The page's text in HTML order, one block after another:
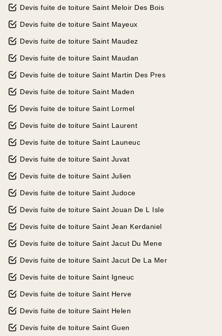
Devis fuite de toiture Saint Meloir Des Bois
Devis fuite de toiture Saint Mayeux
Devis fuite de toiture Saint Maudez
Devis fuite de toiture Saint Maudan
Devis fuite de toiture Saint Martin Des Pres
Devis fuite de toiture Saint Maden
Devis fuite de toiture Saint Lormel
Devis fuite de toiture Saint Laurent
Devis fuite de toiture Saint Launeuc
Devis fuite de toiture Saint Juvat
Devis fuite de toiture Saint Julien
Devis fuite de toiture Saint Judoce
Devis fuite de toiture Saint Jouan De L Isle
Devis fuite de toiture Saint Jean Kerdaniel
Devis fuite de toiture Saint Jacut Du Mene
Devis fuite de toiture Saint Jacut De La Mer
Devis fuite de toiture Saint Igneuc
Devis fuite de toiture Saint Herve
Devis fuite de toiture Saint Helen
Devis fuite de toiture Saint Guen